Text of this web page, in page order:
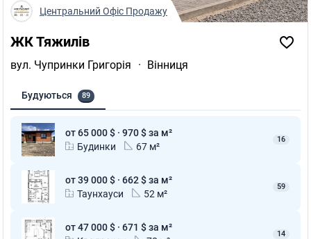
ЖК Тяжилів
вул. Чупринки Григорія · Вінниця
Будуються 89
от 65 000 $ · 970 $ за м²
Будинки
67 м²
16
от 39 000 $ · 662 $ за м²
Таунхауси
52 м²
59
от 47 000 $ · 671 $ за м²
14
Центральний Офіс Продажу